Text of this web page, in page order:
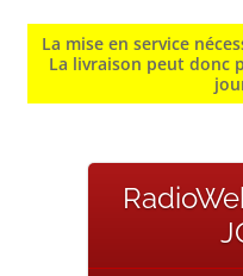
La mise en service
La livraison peut donc